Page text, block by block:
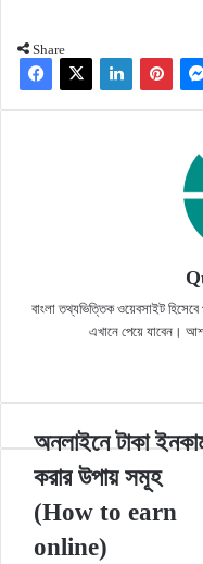
Share
বাংলা তথ্যভিত্তিক ওয়েবসাইট
এখানে পেয়ে যাবেন।
অনলাইনে
ইনকাম
করার
উপায়
সমূহ
অনলাইনে টাকা
করার উপায় সমূহ
(How to earn
online)